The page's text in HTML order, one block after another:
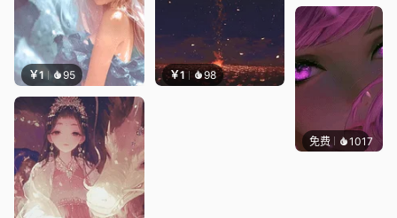
￥1 95 ￥1 98
免费 1017辰东